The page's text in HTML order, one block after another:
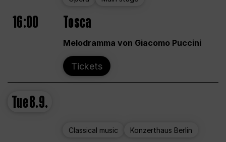
16:00 Tosca
Melodramma von Giacomo Puccini
Tickets
Tue8.9.
Classical music Konzerthaus Berlin